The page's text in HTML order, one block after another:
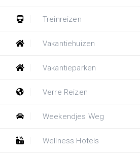
Treinreizen
Vakantiehuizen
Vakantieparken
Verre Reizen
Weekendjes Weg
Wellness Hotels